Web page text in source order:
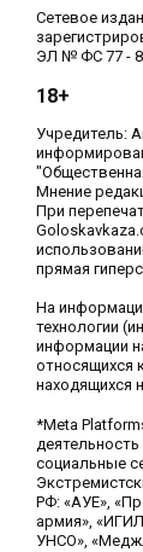
Сетевое
ЭЛ № ФС 77 -
18+
Учредитель:
Мнение
При
прямая
На
технологии
информации
относящихся
находящихся
*Meta
социальные
РФ: «АУЕ»,
армия»,
УНСО»,